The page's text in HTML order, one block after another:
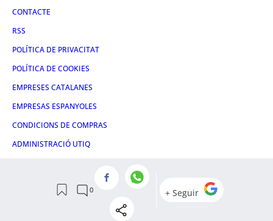
CONTACTE
RSS
POLÍTICA DE PRIVACITAT
POLÍTICA DE COOKIES
EMPRESES CATALANES
EMPRESAS ESPANYOLES
CONDICIONS DE COMPRAS
ADMINISTRACIÓ UTIQ